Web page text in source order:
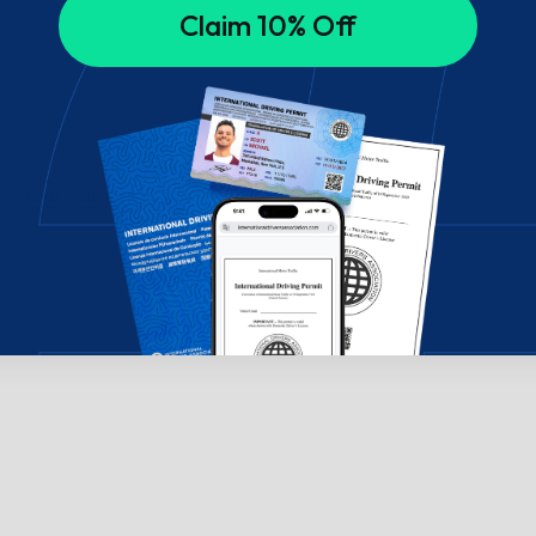
Chat med os!
Claim 10% Off